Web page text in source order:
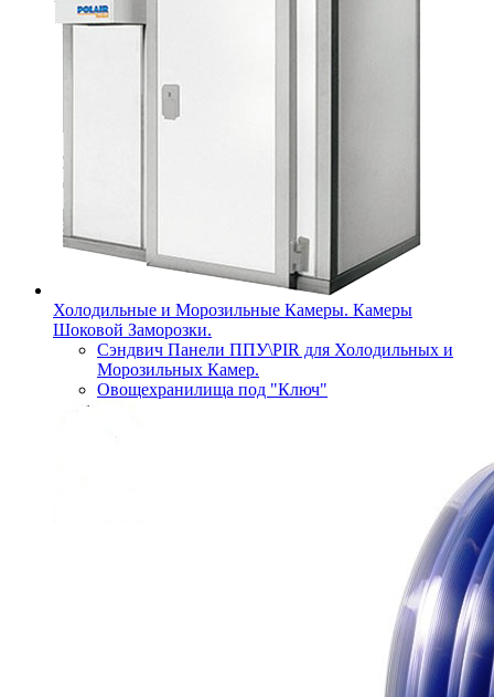
Холодильные и Морозильные Камеры. Камеры
Шоковой Заморозки.
Сэндвич Панели ППУ\PIR для Холодильных и
Морозильных Камер.
Овощехранилища под "Ключ"